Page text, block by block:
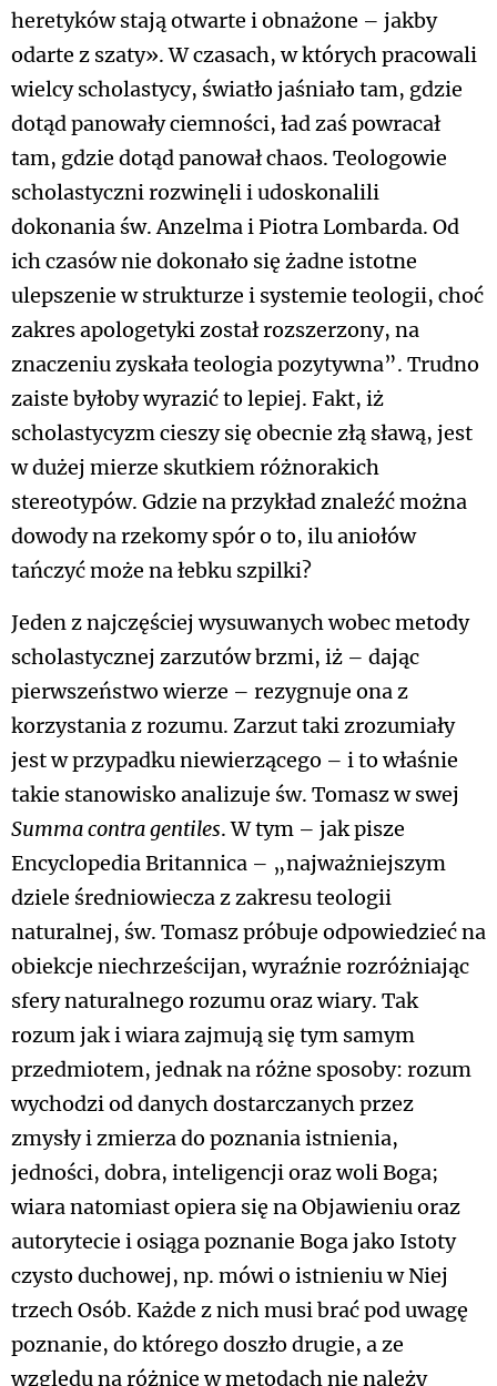
heretyków stają otwarte i obnażone – jakby
odarte z szaty». W czasach, w których pracowali
wielcy scholastycy, światło jaśniało tam, gdzie
dotąd panowały ciemności, ład zaś powracał
tam, gdzie dotąd panował chaos. Teologowie
scholastyczni rozwinęli i udoskonalili
dokonania św. Anzelma i Piotra Lombarda. Od
ich czasów nie dokonało się żadne istotne
ulepszenie w strukturze i systemie teologii, choć
zakres apologetyki został rozszerzony, na
znaczeniu zyskała teologia pozytywna”. Trudno
zaiste byłoby wyrazić to lepiej. Fakt, iż
scholastycyzm cieszy się obecnie złą sławą, jest
w dużej mierze skutkiem różnorakich
stereotypów. Gdzie na przykład znaleźć można
dowody na rzekomy spór o to, ilu aniołów
tańczyć może na łebku szpilki?
Jeden z najczęściej wysuwanych wobec metody
scholastycznej zarzutów brzmi, iż – dając
pierwszeństwo wierze – rezygnuje ona z
korzystania z rozumu. Zarzut taki zrozumiały
jest w przypadku niewierzącego – i to właśnie
takie stanowisko analizuje św. Tomasz w swej
Summa contra gentiles. W tym – jak pisze
Encyclopedia Britannica – „najważniejszym
dziele średniowiecza z zakresu teologii
naturalnej, św. Tomasz próbuje odpowiedzieć na
obiekcje niechrześcijan, wyraźnie rozróżniając
sfery naturalnego rozumu oraz wiary. Tak
rozum jak i wiara zajmują się tym samym
przedmiotem, jednak na różne sposoby: rozum
wychodzi od danych dostarczanych przez
zmysły i zmierza do poznania istnienia,
jedności, dobra, inteligencji oraz woli Boga;
wiara natomiast opiera się na Objawieniu oraz
autorytecie i osiąga poznanie Boga jako Istoty
czysto duchowej, np. mówi o istnieniu w Niej
trzech Osób. Każde z nich musi brać pod uwagę
poznanie, do którego doszło drugie, a ze
względu na różnicę w metodach nie należy